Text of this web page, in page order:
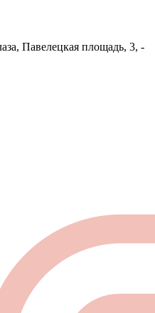
Павелецкая площадь, 3, -